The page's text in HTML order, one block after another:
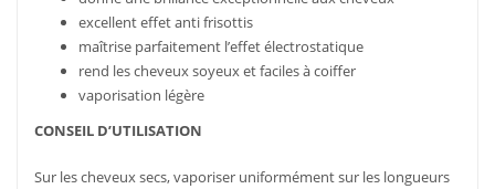
excellent effet anti frisottis
maîtrise parfaitement l’effet électrostatique
rend les cheveux soyeux et faciles à coiffer
vaporisation légère
CONSEIL D’UTILISATION
Sur les cheveux secs, vaporiser uniformément sur les longueurs